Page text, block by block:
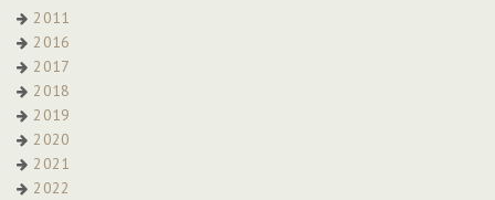
2011
2016
2017
2018
2019
2020
2021
2022